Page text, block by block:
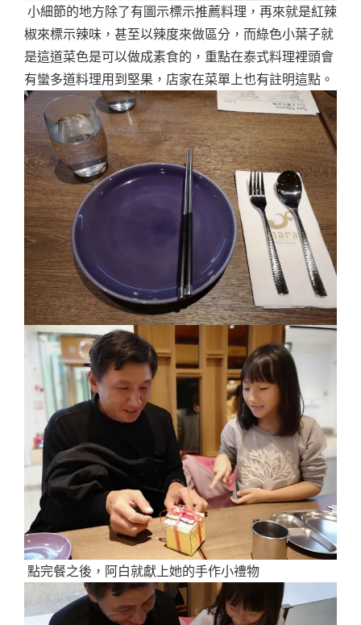
小細節的地方除了有圖示標示推薦料理，再來就是紅辣
椒來標示辣味，甚至以辣度來做區分，而綠色小葉子就
是這道菜色是可以做成素食的，重點在泰式料理裡頭會
有蠻多道料理用到堅果，店家在菜單上也有註明這點。
點完餐之後，阿白就獻上她的手作小禮物